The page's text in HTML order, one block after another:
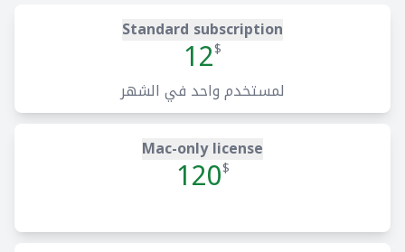
Standard subscription
$
12
لمستخدم واحد في الشهر
Mac-only license
$
120